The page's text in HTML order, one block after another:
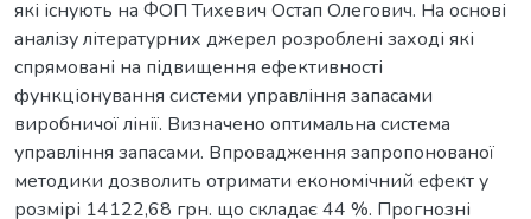
які існують на ФОП Тихевич Остап Олегович. На основі
аналізу літературних джерел розроблені заході які
спрямовані на підвищення ефективності
функціонування системи управління запасами
виробничої лінії. Визначено оптимальна система
управління запасами. Впровадження запропонованої
методики дозволить отримати економічний ефект у
розмірі 14122,68 грн. що складає 44 %. Прогнозні